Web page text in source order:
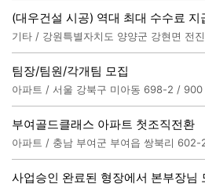
기타 / 강원특별자치도 양양군 강현면 전
팀장/팀원/각개팀 모집
아파트 / 서울 강북구 미아동 698-2 / 900
부여골드클래스 아파트 첫조직전환
아파트 / 충남 부여군 부여읍 쌍북리
사업승인 완료된 형장에서 본부장님